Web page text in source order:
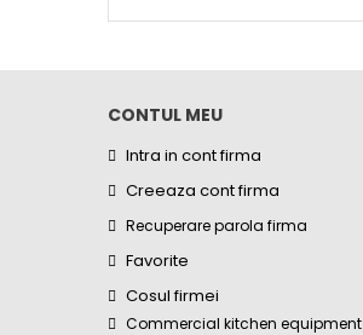
CONTUL MEU
Intra in cont firma
Creeaza cont firma
Recuperare parola firma
Favorite
Cosul firmei
Commercial kitchen equipment